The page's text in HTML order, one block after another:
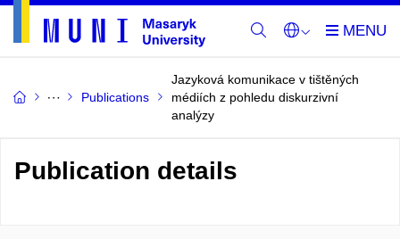
Publications
Jazyková komunikace v tištěných
médiích z pohledu diskurzivní
analýzy
Publication details